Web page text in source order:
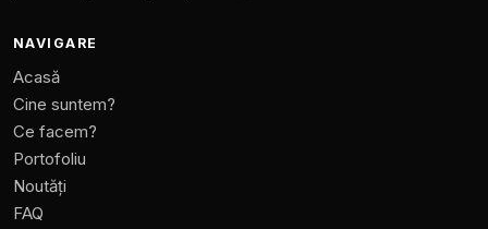
NAVIGARE
Acasă
Cine suntem?
Ce facem?
Portofoliu
Noutăți
FAQ